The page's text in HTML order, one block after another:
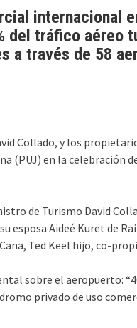
internacional
del tráfico aéreo
a través de 58
Collado, y los
(PUJ) en la celebración
de Turismo David
esposa Aideé Kuret de
Ted Keel hijo, co-
sobre el aeropuerto:
privado de uso